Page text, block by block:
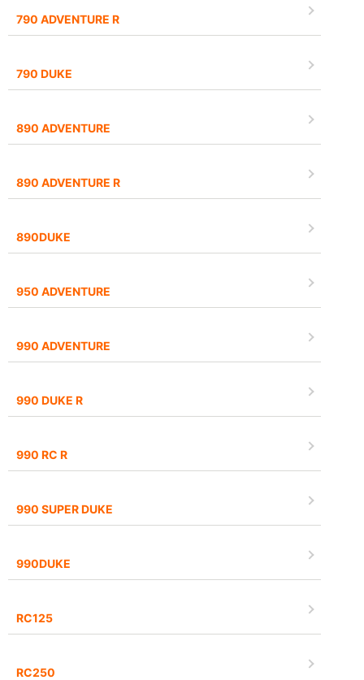
790 ADVENTURE R
790 DUKE
890 ADVENTURE
890 ADVENTURE R
890DUKE
950 ADVENTURE
990 ADVENTURE
990 DUKE R
990 RC R
990 SUPER DUKE
990DUKE
RC125
RC250